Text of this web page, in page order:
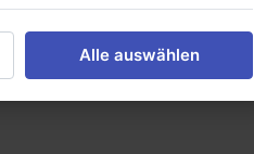
Alle auswählen